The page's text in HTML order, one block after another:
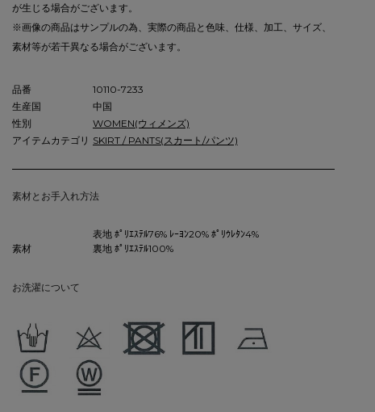
が生じる場合がございます。
※画像の商品はサンプルの為、実際の商品と色味、仕様、加工、サイズ、
素材等が若干異なる場合がございます。
品番
10110-7233
生産国
中国
性別
WOMEN(ウィメンズ)
アイテムカテゴリ SKIRT / PANTS(スカート/パンツ)
素材とお手入れ方法
素材
表地 ﾎﾟﾘｴｽﾃﾙ76% ﾚｰﾖﾝ20% ﾎﾟﾘｳﾚﾀﾝ4%
裏地 ﾎﾟﾘｴｽﾃﾙ100%
お洗濯について